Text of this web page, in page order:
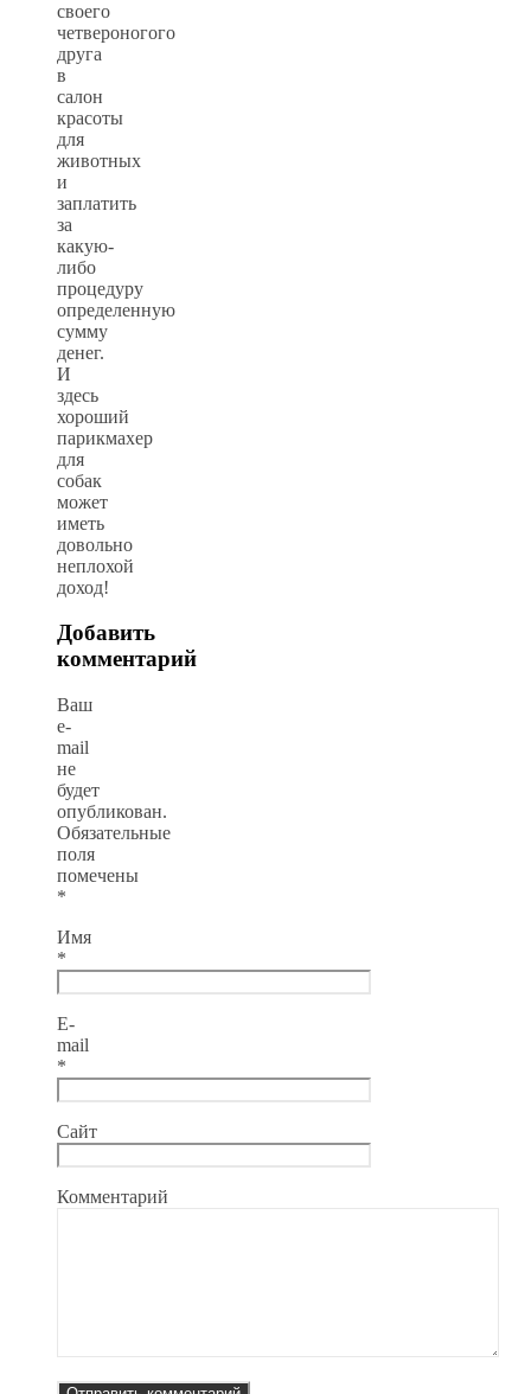
своего
четвероногого
друга
в
салон
красоты
для
животных
и
заплатить
за
какую-
либо
процедуру
определенную
сумму
денег.
И
здесь
хороший
парикмахер
для
собак
может
иметь
довольно
неплохой
доход!
Добавить
комментарий
Ваш
e-
mail
не
будет
опубликован.
Обязательные
поля
помечены
*
Имя
*
E-
mail
*
Сайт
Комментарий